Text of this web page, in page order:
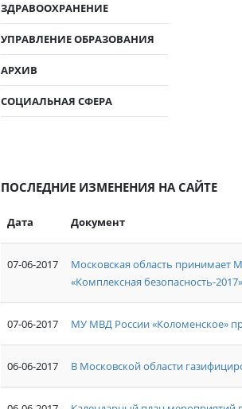
ЗДРАВООХРАНЕНИЕ
УПРАВЛЕНИЕ ОБРАЗОВАНИЯ
АРХИВ
СОЦИАЛЬНАЯ СФЕРА
ПОСЛЕДНИЕ ИЗМЕНЕНИЯ НА САЙТЕ
Дата Документ
07-06-2017
Московская область принимает
«Комплексная безопасность-2017»
07-06-2017 МУ МВД России «Коломенское»
06-06-2017 В Московской области